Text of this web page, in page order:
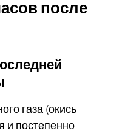
после
газа (окись
и постепенно